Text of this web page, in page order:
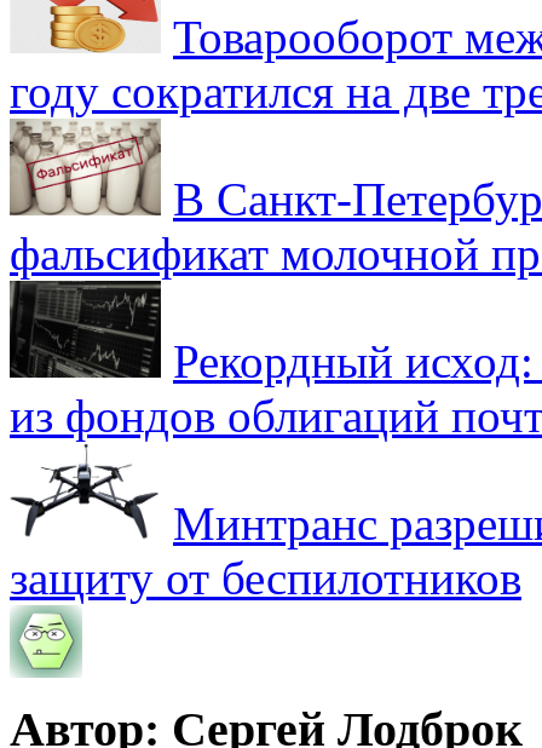
Товарооборот
году сократился на две
В Санкт-
фальсификат молочной
Рекордный
из фондов облигаций
Минтранс
защиту от беспилотников
Автор: Сергей Лодброк